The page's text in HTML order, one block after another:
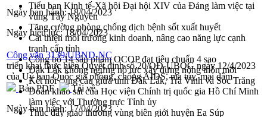
Tiểu ban Kinh tế-Xã hội Đại hội XIV của Đảng làm việc tại
vùng Tây Nguyên
Tăng cường phòng chống dịch bệnh sốt xuất huyết
Cải thiện môi trường kinh doanh, nâng cao năng lực cạnh
tranh cấp tỉnh
Công bố 14 sản phẩm OCOP đạt tiêu chuẩn 4 sao
Đắk Lắk không ngừng nỗ lực xây dựng nông thôn mới
Kết nối cung cầu giữa tỉnh Đắk Lắk, Trà Vinh và Sóc Trăng
Đoàn khảo sát của Học viện Chính trị quốc gia Hồ Chí Minh
làm việc với Thường trực Tỉnh ủy
Thúc đẩy giao thương vùng biên giới huyện Ea Súp
Ngày ban hành:18/04/2023
Ngày hiệu lực:18/04/2023
Công văn 3139/UBND-NC
triển khai thực hiện Quyết định số 20/QĐ-UBQG ngày 12/4/2023
của Uỷ ban Quốc gia phòng, chống AIDS, ma túy, mại dâm
Bản PDF
Tải về
Ngày ban hành:17/04/2023